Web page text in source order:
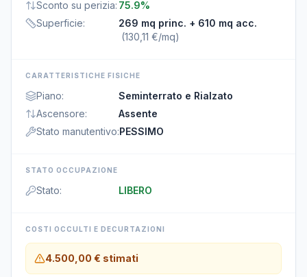
Sconto su perizia: 75.9%
Superficie: 269 mq princ. + 610 mq acc.
(130,11 €/mq)
CARATTERISTICHE FISICHE
Piano:
Seminterrato e Rialzato
Ascensore:
Assente
Stato manutentivo:PESSIMO
STATO OCCUPAZIONE
Stato: LIBERO
COSTI OCCULTI E DECURTAZIONI
4.500,00 € stimati